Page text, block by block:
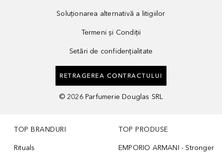
Soluționarea alternativă a litigiilor
Termeni și Condiții
Setări de confidențialitate
RETRAGEREA CONTRACTULUI
© 2026 Parfumerie Douglas SRL
TOP BRANDURI
Rituals
TOP PRODUSE
EMPORIO ARMANI - Stronger